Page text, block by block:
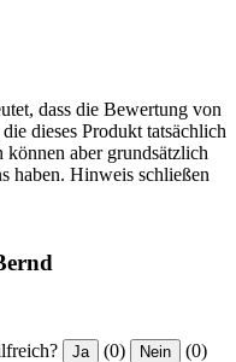
dass die Bewertung von
dieses Produkt tatsächlich
aber grundsätzlich
haben. Hinweis schließen
Ja (0) Nein (0)